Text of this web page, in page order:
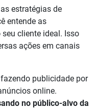
estratégias de
entende as
cliente ideal. Isso
ações em canais
publicidade por
online.
no público-alvo da